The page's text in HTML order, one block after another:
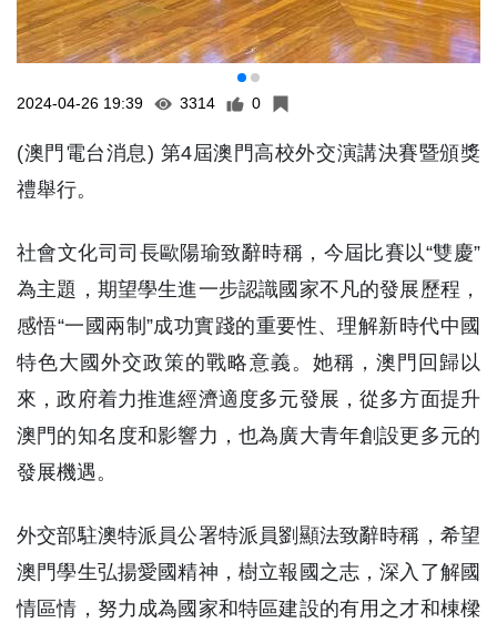
2024-04-26 19:39 3314 0
(澳門電台消息) 第4屆澳門高校外交演講決賽暨頒獎
禮舉行。
社會文化司司長歐陽瑜致辭時稱，今屆比賽以“雙慶”
為主題，期望學生進一步認識國家不凡的發展歷程，
感悟“一國兩制”成功實踐的重要性、理解新時代中國
特色大國外交政策的戰略意義。她稱，澳門回歸以
來，政府着力推進經濟適度多元發展，從多方面提升
澳門的知名度和影響力，也為廣大青年創設更多元的
發展機遇。
外交部駐澳特派員公署特派員劉顯法致辭時稱，希望
澳門學生弘揚愛國精神，樹立報國之志，深入了解國
情區情，努力成為國家和特區建設的有用之才和棟樑